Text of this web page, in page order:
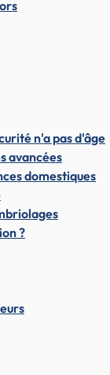
n'a pas d'âge
avancées
domestiques
?